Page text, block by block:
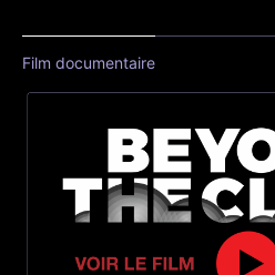
Film documentaire